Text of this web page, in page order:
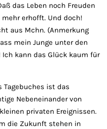
das Leben noch Freuden
erhofft. Und doch!
aus Mchn. (Anmerkung
mein Junge unter den
kann das Glück kaum für
Tagebuches ist das
Nebeneinander von
privaten Ereignissen.
die Zukunft stehen in